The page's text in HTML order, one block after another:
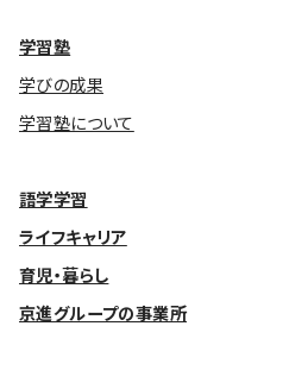
DXビジョン・DX戦略
卓越した安全・安心を目指して
基本方針
免責事項
IRお問合せ
介護事業 採用
学習塾
学びの成果
学習塾について
語学学習
ライフキャリア
育児・暮らし
京進グループの事業所